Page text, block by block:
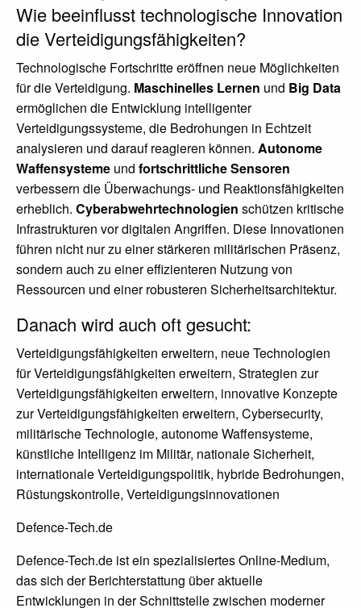
Wie beeinflusst technologische Innovation
die Verteidigungsfähigkeiten?
Technologische Fortschritte eröffnen neue Möglichkeiten
für die Verteidigung. Maschinelles Lernen und Big Data
ermöglichen die Entwicklung intelligenter
Verteidigungssysteme, die Bedrohungen in Echtzeit
analysieren und darauf reagieren können. Autonome
Waffensysteme und fortschrittliche Sensoren
verbessern die Überwachungs- und Reaktionsfähigkeiten
erheblich. Cyberabwehrtechnologien schützen kritische
Infrastrukturen vor digitalen Angriffen. Diese Innovationen
führen nicht nur zu einer stärkeren militärischen Präsenz,
sondern auch zu einer effizienteren Nutzung von
Ressourcen und einer robusteren Sicherheitsarchitektur.
Danach wird auch oft gesucht:
Verteidigungsfähigkeiten erweitern, neue Technologien
für Verteidigungsfähigkeiten erweitern, Strategien zur
Verteidigungsfähigkeiten erweitern, innovative Konzepte
zur Verteidigungsfähigkeiten erweitern, Cybersecurity,
militärische Technologie, autonome Waffensysteme,
künstliche Intelligenz im Militär, nationale Sicherheit,
internationale Verteidigungspolitik, hybride Bedrohungen,
Rüstungskontrolle, Verteidigungsinnovationen
Defence-Tech.de
Defence-Tech.de ist ein spezialisiertes Online-Medium,
das sich der Berichterstattung über aktuelle
Entwicklungen in der Schnittstelle zwischen moderner